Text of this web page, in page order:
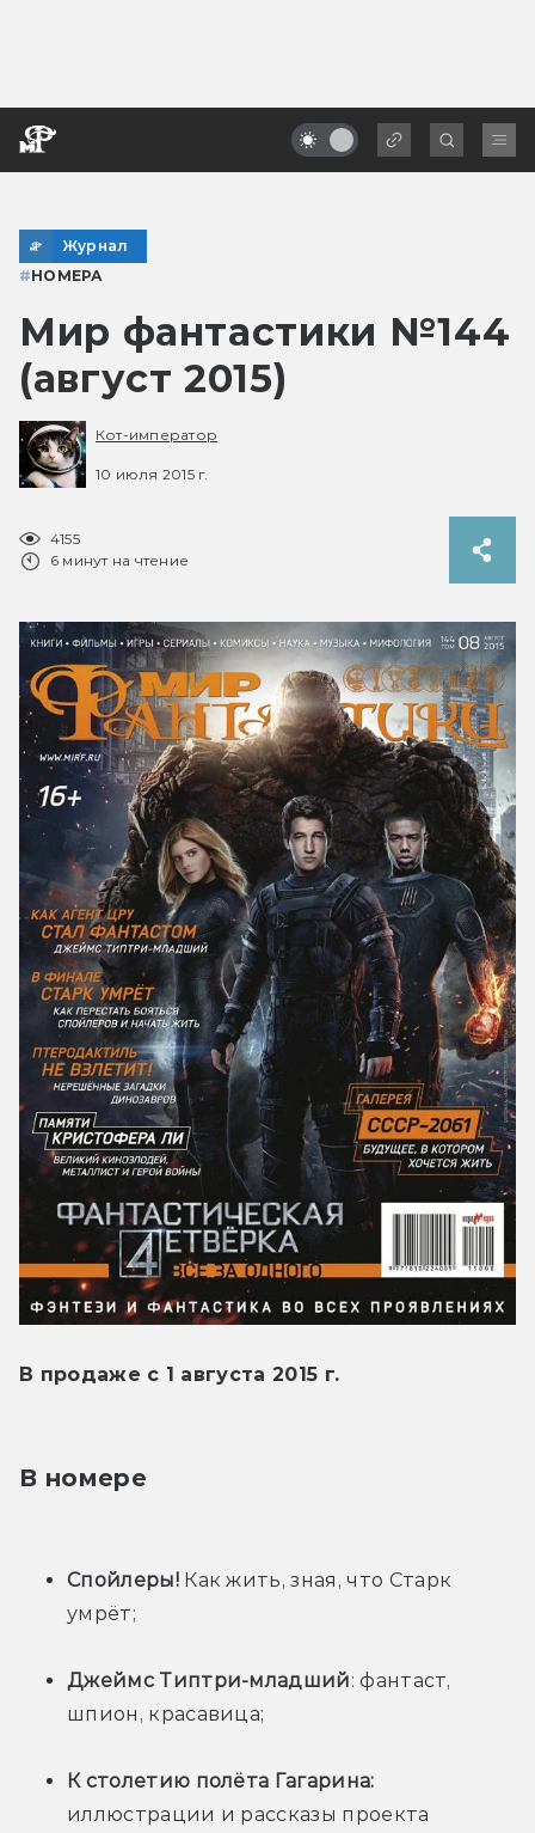
Журнал
#НОМЕРА
Мир фантастики №144
(август 2015)
Кот-император
10 июля 2015 г.
4155
6 минут на чтение
В продаже с 1 августа 2015 г.
В номере
Спойлеры! Как жить, зная, что Старк
умрёт;
Джеймс Типтри-младший: фантаст,
шпион, красавица;
К столетию полёта Гагарина: